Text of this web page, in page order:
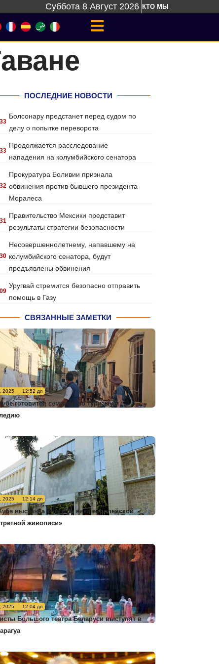
Суббота 8 Август 2026 КТО МЫ
ПОСЛЕДНИЕ НОВОСТИ
Болсонару предстанет перед судом по
делу о попытке переворота
Продолжается расследование
нападения на колумбийского сенатора
Прокуратура Боливии признала
обвинения против бывшего президента
Моралеса
Правительство Мексики представит
результаты стратегии безопасности
Несовершеннолетнему, напавшему на
колумбийского сенатора, будут
предъявлены обвинения
Уругвай стремится безопасно отправить
помощь в Газу
СВЯЗАННЫЕ ЗАМЕТКИ
2025 12:52 дп
готовится семинар по туризму и
2025 12:14 дп
выставка «Четыре века европейской
живописи»
2025 12:04 дп
Большого театра Беларуси выступят в